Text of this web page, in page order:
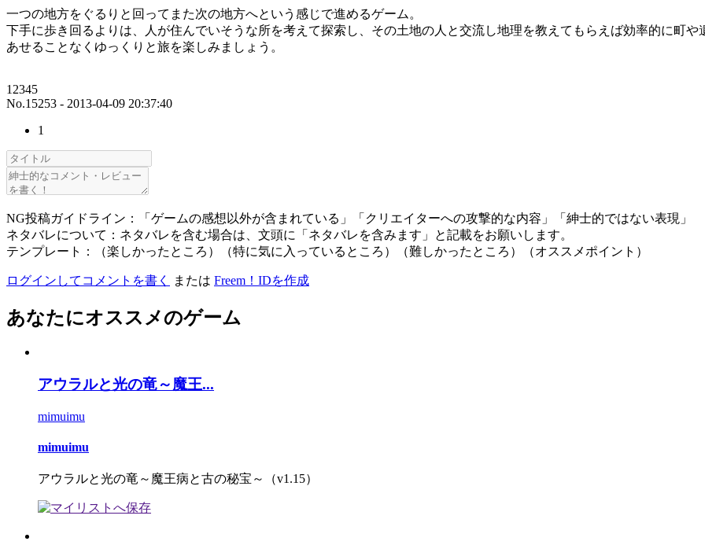
一つの地方をぐるりと回ってまた次の地方へという感じで進めるゲーム。
下手に歩き回るよりは、人が住んでいそうな所を考えて探索し、その土地の人と交流し地理を教えてもらえば効率的に町や
あせることなくゆっくりと旅を楽しみましょう。
12345
No.15253 - 2013-04-09 20:37:40
1
NG投稿ガイドライン：「ゲームの感想以外が含まれている」「クリエイターへの攻撃的な内容」「紳士的ではない表現」
ネタバレについて：ネタバレを含む場合は、文頭に「ネタバレを含みます」と記載をお願いします。
テンプレート：（楽しかったところ）（特に気に入っているところ）（難しかったところ）（オススメポイント）
ログインしてコメントを書く または Freem！IDを作成
あなたにオススメのゲーム
アウラルと光の竜～魔王...
mimuimu
mimuimu
アウラルと光の竜～魔王病と古の秘宝～（v1.15）